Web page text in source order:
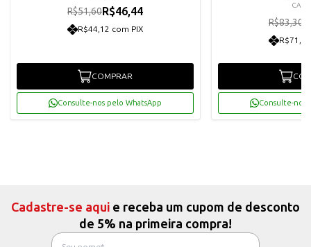
R$51,60R$46,44
R$44,12 com PIX
COMPRAR
Consulte-nos pelo WhatsApp
R$83,30
Consulte-nos
Cadastre-se aqui e receba um cupom de desconto
de 5% na primeira compra!